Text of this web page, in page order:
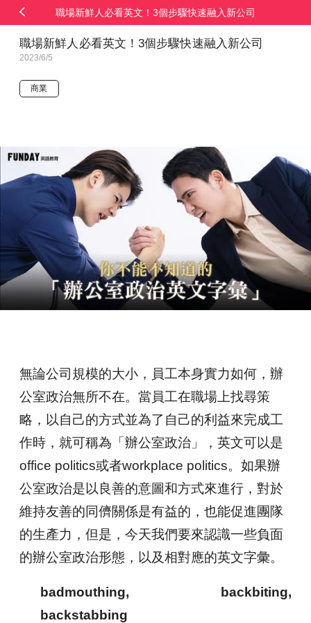
職場新鮮人必看英文！3個步驟快速融入新公司
職場新鮮人必看英文！3個步驟快速融入新公司
2023/6/5
商業
無論公司規模的大小，員工本身實力如何，辦
公室政治無所不在。當員工在職場上找尋策
略，以自己的方式並為了自己的利益來完成工
作時，就可稱為「辦公室政治」，英文可以是
office politics或者workplace politics。如果辦
公室政治是以良善的意圖和方式來進行，對於
維持友善的同儕關係是有益的，也能促進團隊
的生產力，但是，今天我們要來認識一些負面
的辦公室政治形態，以及相對應的英文字彙。
badmouthing, backbiting,
backstabbing